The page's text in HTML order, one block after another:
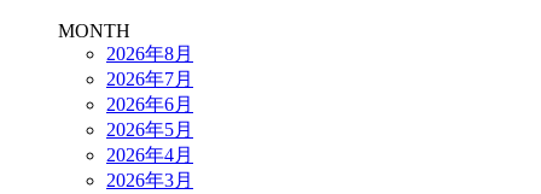
MONTH
2026年8月
2026年7月
2026年6月
2026年5月
2026年4月
2026年3月